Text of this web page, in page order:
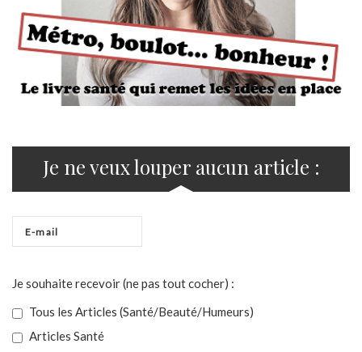
Je ne veux louper aucun article :
Je souhaite recevoir (ne pas tout cocher) :
Tous les Articles (Santé/Beauté/Humeurs)
Articles Santé